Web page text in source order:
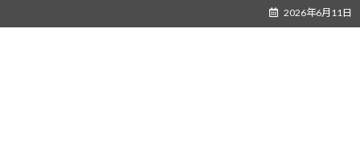
2026年6月11日